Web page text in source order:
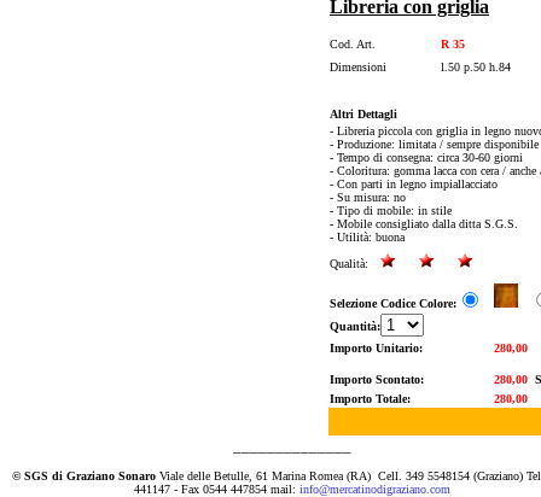
Libreria con griglia
Cod. Art.
R 35
Dimensioni
l.50 p.50 h.84
Altri Dettagli
- Libreria piccola con griglia in legno
- Produzione: limitata / sempre disponibile
- Tempo di consegna: circa 30-60 giorni
- Coloritura: gomma lacca con cera /
- Con parti in legno impiallacciato
- Su misura: no
- Tipo di mobile: in stile
- Mobile consigliato dalla ditta S.G.S.
- Utilità: buona
Qualità:
Selezione Codice Colore:
Quantità:
Importo Unitario:
280,00
Importo Scontato: 280,00
Importo Totale:
280,00
© SGS di Graziano Sonaro Viale delle Betulle, 61 Marina Romea (RA) Cell. 349 5548154 (Graziano)
441147 - Fax 0544 447854 mail: info@mercatinodigraziano.com